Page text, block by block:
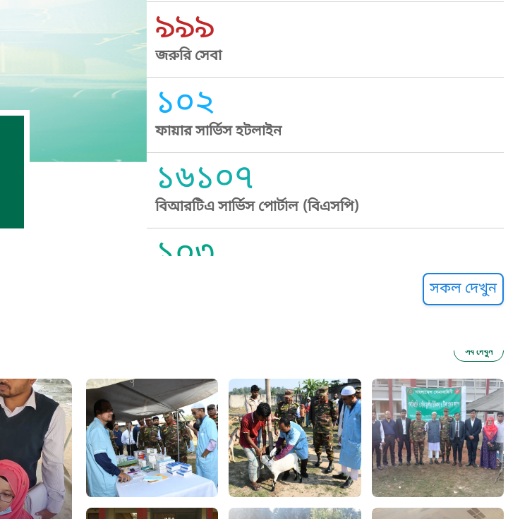
৯৯৯
জরুরি সেবা
১০২
ফায়ার সার্ভিস হটলাইন
১৬১০৭
বিআরটিএ সার্ভিস পোর্টাল (বিএসপি)
১০৩
১০৬
দুদক
১০২
দুর্যোগের আগাম বার্তা
সকল দেখুন
সব দেখুন